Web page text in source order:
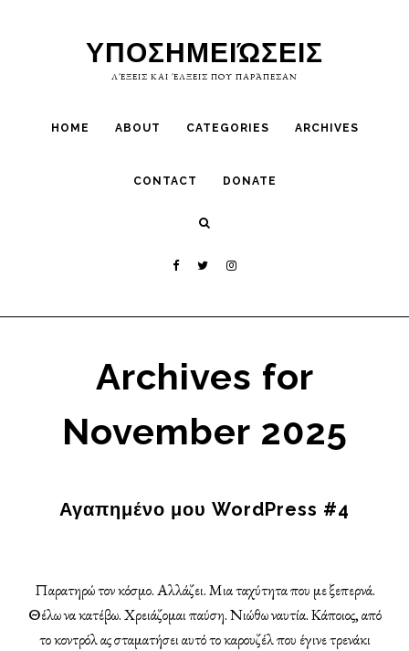
ΥΠΟΣΗΜΕΙΏΣΕΙΣ
ΛΈΞΕΙΣ ΚΑΙ ΈΛΞΕΙΣ ΠΟΥ ΠΑΡΆΠΕΣΑΝ
HOME ABOUT CATEGORIES ARCHIVES
CONTACT DONATE
Archives for
November 2025
Αγαπημένο μου WordPress #4
Παρατηρώ τον κόσμο. Αλλάζει. Μια ταχύτητα που με ξεπερνά.
Θέλω να κατέβω. Χρειάζομαι παύση. Νιώθω ναυτία. Κάποιος, από
το κοντρόλ ας σταματήσει αυτό το καρουζέλ που έγινε τρενάκι